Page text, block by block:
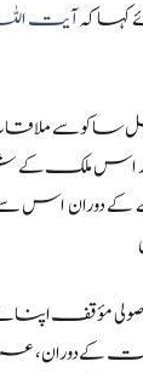
کہاکہآیت
سے ملاقات
اس ملک کے
دوران اس سے
مؤقف
کے دوران ،